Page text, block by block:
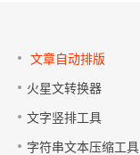
文章自动排版
火星文转换器
文字竖排工具
字符串文本压缩工具